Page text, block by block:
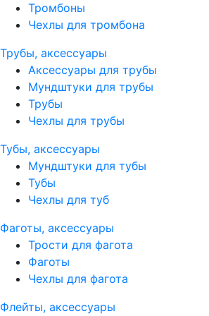
Тромбоны
Чехлы для тромбона
Трубы, аксессуары
Аксессуары для трубы
Мундштуки для трубы
Трубы
Чехлы для трубы
Тубы, аксессуары
Мундштуки для тубы
Тубы
Чехлы для туб
Фаготы, аксессуары
Трости для фагота
Фаготы
Чехлы для фагота
Флейты, аксессуары